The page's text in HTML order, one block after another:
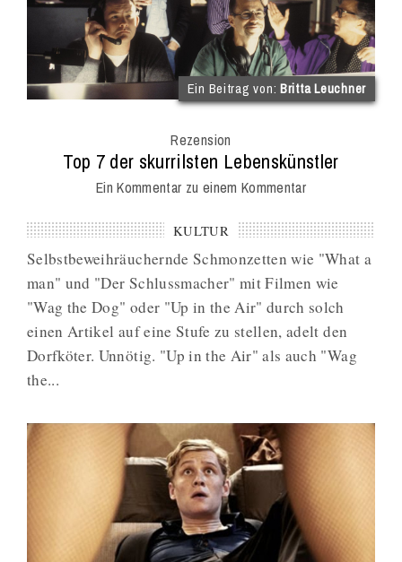
Ein Beitrag von:Britta Leuchner
Rezension
:
Top 7 der skurrilsten Lebenskünstler
Ein Kommentar zu einem Kommentar
KULTUR
Selbstbeweihräuchernde Schmonzetten wie "What a
man" und "Der Schlussmacher" mit Filmen wie
"Wag the Dog" oder "Up in the Air" durch solch
einen Artikel auf eine Stufe zu stellen, adelt den
Dorfköter. Unnötig. "Up in the Air" als auch "Wag
the...